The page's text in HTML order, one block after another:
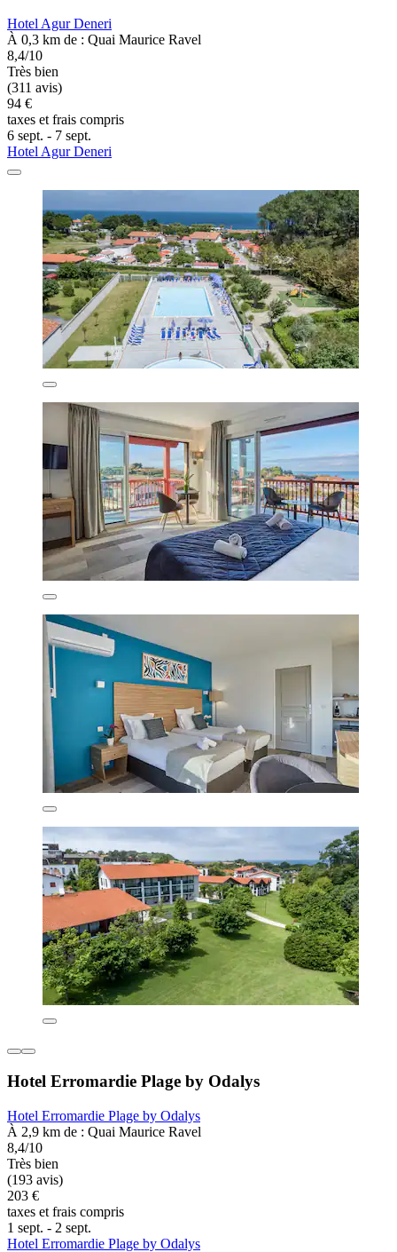
Hotel Agur Deneri
À 0,3 km de : Quai Maurice Ravel
8,4/10
Très bien
(311 avis)
94 €
taxes et frais compris
6 sept. - 7 sept.
Hotel Agur Deneri
Hotel Erromardie Plage by Odalys
Hotel Erromardie Plage by Odalys
À 2,9 km de : Quai Maurice Ravel
8,4/10
Très bien
(193 avis)
203 €
taxes et frais compris
1 sept. - 2 sept.
Hotel Erromardie Plage by Odalys